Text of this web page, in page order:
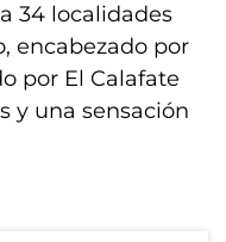
34 localidades
encabezado por
por El Calafate
y una sensación